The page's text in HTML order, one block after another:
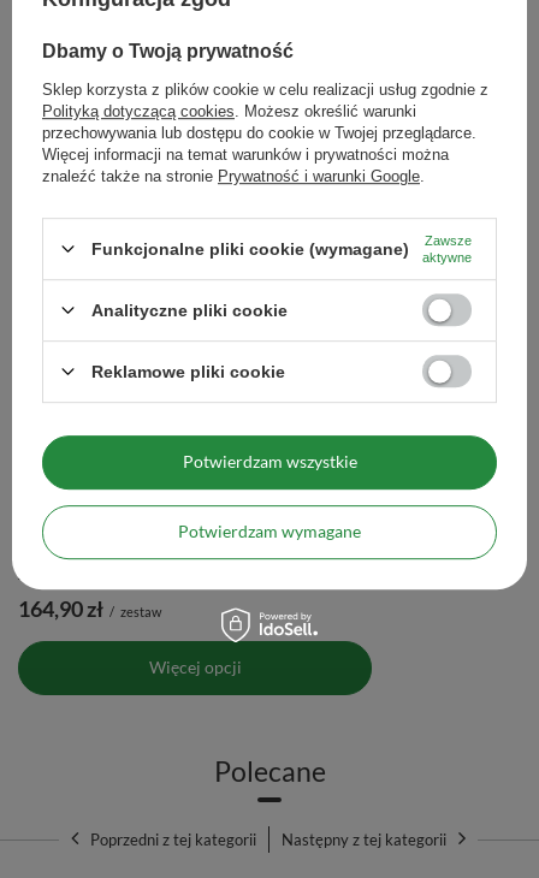
wyższej niż 80°C. Odczekaj kilka
kilkukrotnie, do momentu, gdy
napar utraci smak.
Sposób przechowywania
Przechowywać w suchym,
zaciemnionym i chłodnym
miejscu. Chronić przed wilgocią.
Zobacz również
Zestaw Yerba Mate Energia dla dwojga Bombilla 1kg
164,90 zł / zestaw
Więcej opcji
46,90 zł /
Polecane
Poprzedni z tej kategorii Następny z tej kategorii
Dbamy o Twoją prywatność
Sklep korzysta z plików cookie w celu realizacji usług zgodnie z
Polityką dotyczącą cookies . Możesz określić warunki
przechowywania lub dostępu do cookie w Twojej przeglądarce.
Więcej informacji na temat warunków i prywatności można
znaleźć także na stronie Prywatność i warunki Google
Funkcjonalne pliki cookie (wymagane)
Zawsze
aktywne
Analityczne pliki cookie
Reklamowe pliki cookie
Potwierdzam wymagane
Potwierdzam wszystkie